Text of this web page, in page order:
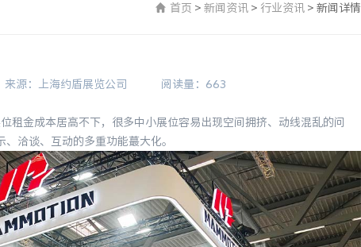
首页 > 新闻资讯 > 行业资讯 > 新闻详情
来源：上海约盾展览公司 阅读量：663
租金成本居高不下，很多中小展位容易出现空间拥挤、动线混乱的问
洽谈、互动的多重功能蕞大化。